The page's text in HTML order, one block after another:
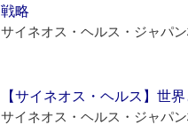
戦略
サイネオス・ヘルス・ジャパ
【サイネオス・ヘルス】世
サイネオス・ヘルス・ジャパ